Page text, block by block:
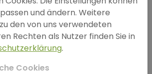
und ändern. Weitere
den von uns verwendeten
Rechten als Nutzer finden Sie in
.
Cookies